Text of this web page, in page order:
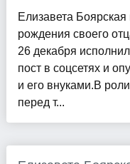
Елизавета
рождения своего
26 декабря
пост в соцсетях и
и его внуками.В
перед т...